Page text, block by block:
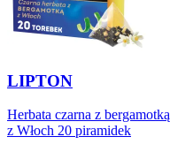
LIPTON
Herbata czarna z bergamotką
z Włoch 20 piramidek